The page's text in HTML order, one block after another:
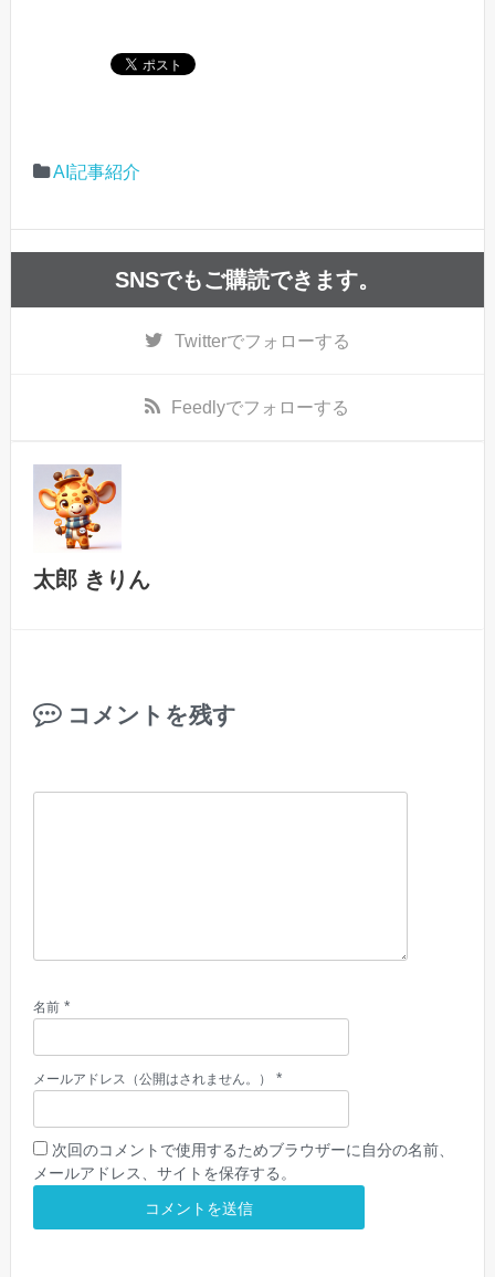
AI記事紹介
SNSでもご購読できます。
Twitterでフォローする
Feedlyでフォローする
太郎 きりん
コメントを残す
名前 *
メールアドレス（公開はされません。） *
次回のコメントで使用するためブラウザーに自分の名前、
メールアドレス、サイトを保存する。